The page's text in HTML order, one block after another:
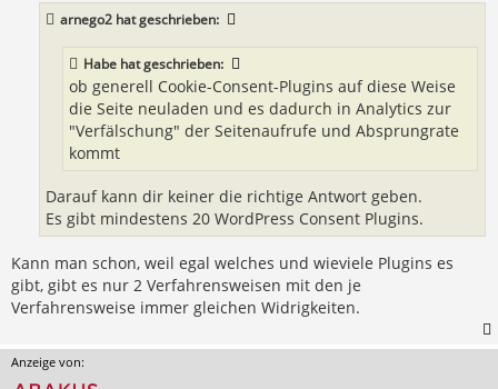
arnego2 hat geschrieben:
Habe hat geschrieben:
ob generell Cookie-Consent-Plugins auf diese Weise
die Seite neuladen und es dadurch in Analytics zur
"Verfälschung" der Seitenaufrufe und Absprungrate
kommt
Darauf kann dir keiner die richtige Antwort geben.
Es gibt mindestens 20 WordPress Consent Plugins.
Kann man schon, weil egal welches und wieviele Plugins es
gibt, gibt es nur 2 Verfahrensweisen mit den je
Verfahrensweise immer gleichen Widrigkeiten.
Anzeige von: